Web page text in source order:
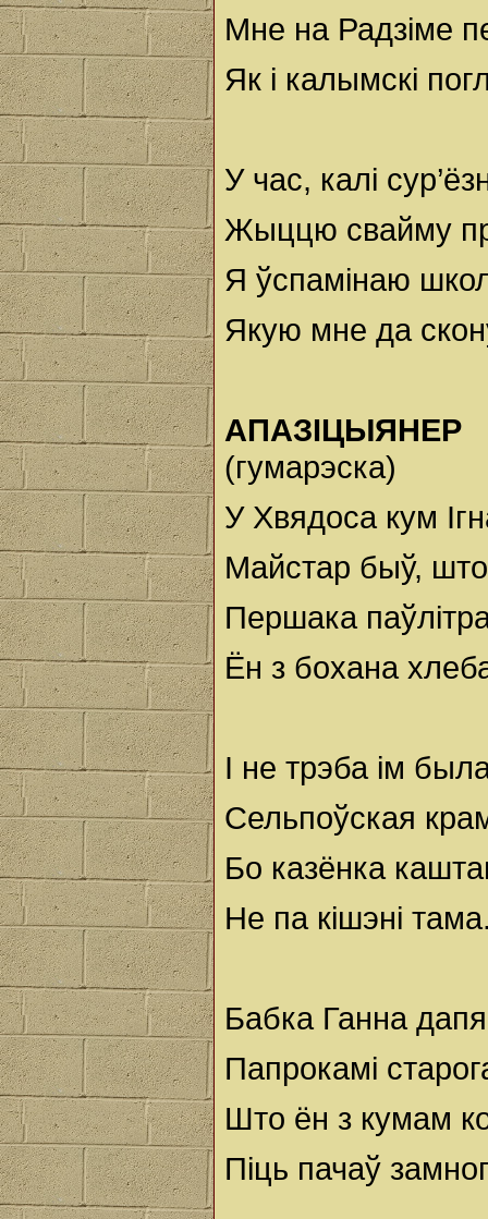
Мне на Радзіме
Як і калымскі
У час, калі
Жыццю свайму
Я ўспамінаю
Якую мне да
АПАЗІЦЫЯНЕР
(гумарэска)
У Хвядоса кум
Майстар быў,
Першака
Ён з бохана
I не трэба ім
Сельпоўская
Бо казёнка
Не па кішэні
Бабка Ганна
Папрокамі
Што ён з кумам
Піць пачаў